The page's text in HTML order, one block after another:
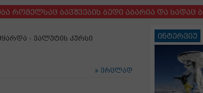
ბავშვების ბედი აბარია და სადაც
- ვალუტის კურსი
ვრცლად
ინტერვიუ